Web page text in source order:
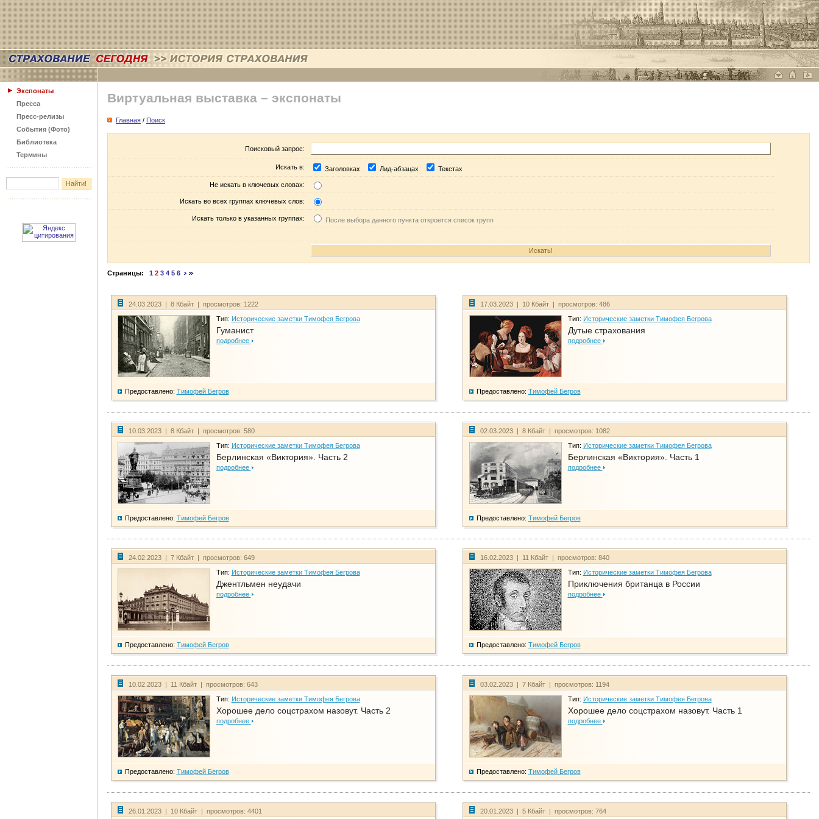
Экспонаты
Пресса
Пресс-релизы
События (Фото)
Библиотека
Термины
Виртуальная выставка – экспонаты
Главная / Поиск
Поисковый запрос:
Искать в: Заголовках Лид-абзацах Текстах
Не искать в ключевых словах:
Искать во всех группах ключевых слов:
Искать только в указанных группах: После выбора данного пункта откроется список групп
Страницы: 1 2 3 4 5 6
24.03.2023 | 8 Кбайт | просмотров: 1222
Тип: Исторические заметки Тимофея Бегрова
Гуманист
подробнее
Предоставлено: Тимофей Бегров
17.03.2023 | 10 Кбайт | просмотров: 486
Тип: Исторические заметки Тимофея Бегрова
Дутые страхования
подробнее
Предоставлено: Тимофей Бегров
10.03.2023 | 8 Кбайт | просмотров: 580
Тип: Исторические заметки Тимофея Бегрова
Берлинская «Виктория». Часть 2
подробнее
Предоставлено: Тимофей Бегров
02.03.2023 | 8 Кбайт | просмотров: 1082
Тип: Исторические заметки Тимофея Бегрова
Берлинская «Виктория». Часть 1
подробнее
Предоставлено: Тимофей Бегров
24.02.2023 | 7 Кбайт | просмотров: 649
Тип: Исторические заметки Тимофея Бегрова
Джентльмен неудачи
подробнее
Предоставлено: Тимофей Бегров
16.02.2023 | 11 Кбайт | просмотров: 840
Тип: Исторические заметки Тимофея Бегрова
Приключения британца в России
подробнее
Предоставлено: Тимофей Бегров
10.02.2023 | 11 Кбайт | просмотров: 643
Тип: Исторические заметки Тимофея Бегрова
Хорошее дело соцстрахом назовут. Часть 2
подробнее
Предоставлено: Тимофей Бегров
03.02.2023 | 7 Кбайт | просмотров: 1194
Тип: Исторические заметки Тимофея Бегрова
Хорошее дело соцстрахом назовут. Часть 1
подробнее
Предоставлено: Тимофей Бегров
26.01.2023 | 10 Кбайт | просмотров: 4401 20.01.2023 | 5 Кбайт | просмотров: 764